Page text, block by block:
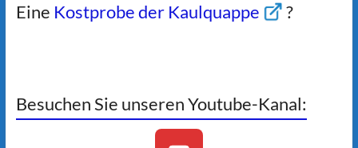
Eine Kostprobe der Kaulquappe ?
Besuchen Sie unseren Youtube-Kanal: